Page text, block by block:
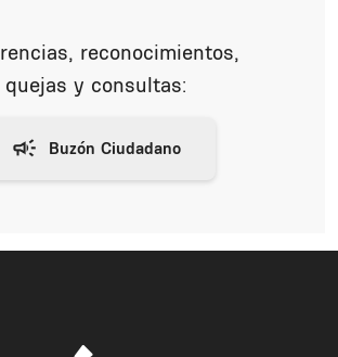
reconocimientos,
quejas y consultas: